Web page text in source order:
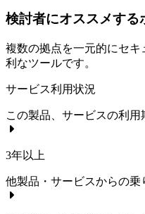
検討者にオススメする
複数の拠点を一元的にセ
利なツールです。
サービス利用状況
この製品、サービスの利
3年以上
他製品・サービスからの乗